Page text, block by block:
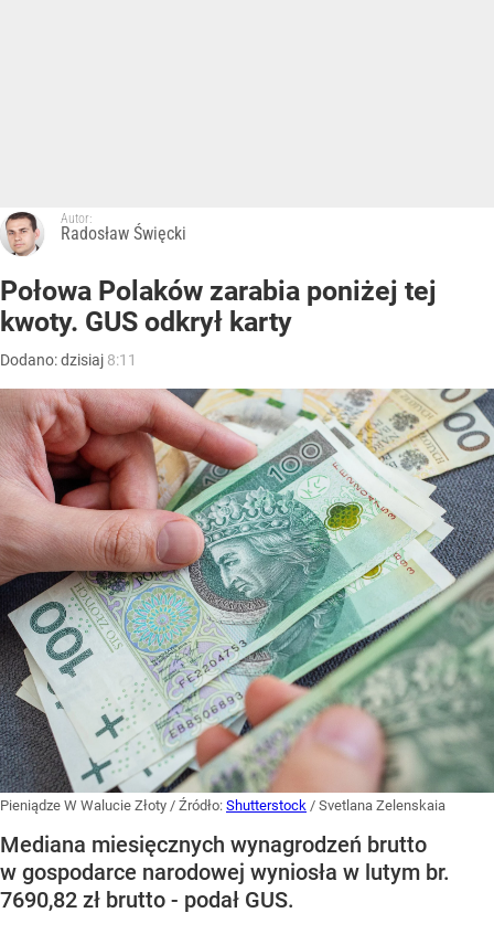
Autor:
Radosław Święcki
Połowa Polaków zarabia poniżej tej
kwoty. GUS odkrył karty
Dodano:dzisiaj 8:11
Pieniądze W Walucie Złoty / Źródło: Shutterstock / Svetlana Zelenskaia
Mediana miesięcznych wynagrodzeń brutto
w gospodarce narodowej wyniosła w lutym br.
7690,82 zł brutto - podał GUS.